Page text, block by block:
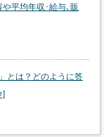
平均年収･給与､販
とは？どのように答
]